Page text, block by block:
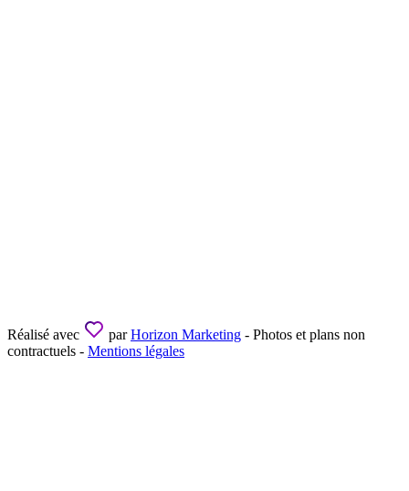
Réalisé avec parHorizon Marketing - Photos et plans non
contractuels - Mentions légales